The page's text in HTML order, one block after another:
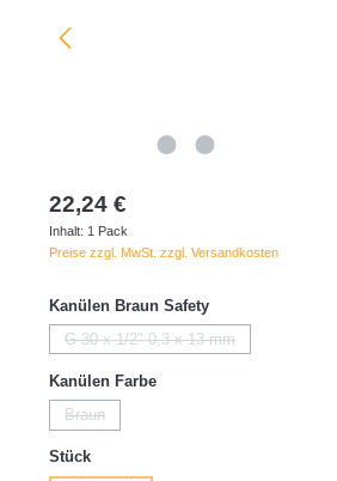
22,24 €
Inhalt: 1 Pack
Preise zzgl. MwSt. zzgl. Versandkosten
Kanülen Braun Safetyauswählen
G 30 x 1/2" 0,3 x 13 mm
(Diese Option ist zurzeit nicht
Kanülen Farbeauswählen
Braun
Stückauswählen